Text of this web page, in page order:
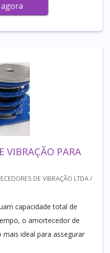
VIBRAÇÃO PARA
DE VIBRAÇÃO LTDA /
capacidade total de
o amortecedor de
ideal para assegurar